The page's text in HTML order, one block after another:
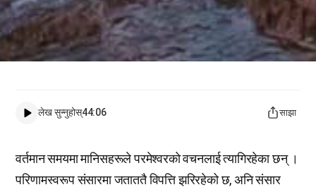
लेख सुन्नुहोस्44:06 साझा
वर्तमान समयमा मानिसहरूले परमेश्वरको वचनलाई त्यागिरहेका छन् ।
परिणामस्वरूप संसारमा जताततै विपत्ति झरिरहेको छ, अनि संसार